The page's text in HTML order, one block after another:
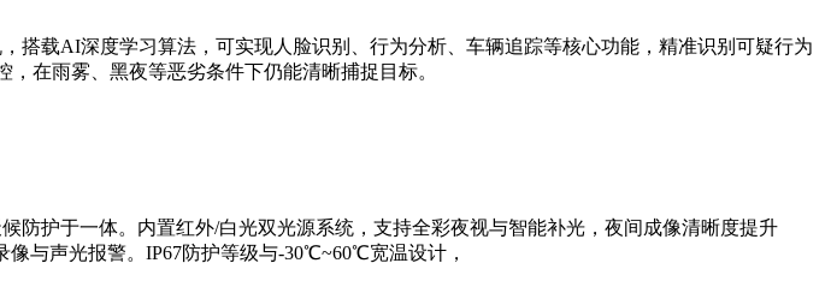
载AI深度学习算法，可实现人脸识别、行为分析、车辆追踪等核心功能，精准识别可疑行为
在雨雾、黑夜等恶劣条件下仍能清晰捕捉目标。
护于一体。内置红外/白光双光源系统，支持全彩夜视与智能补光，夜间成像清晰度提升
与声光报警。IP67防护等级与-30℃~60℃宽温设计，